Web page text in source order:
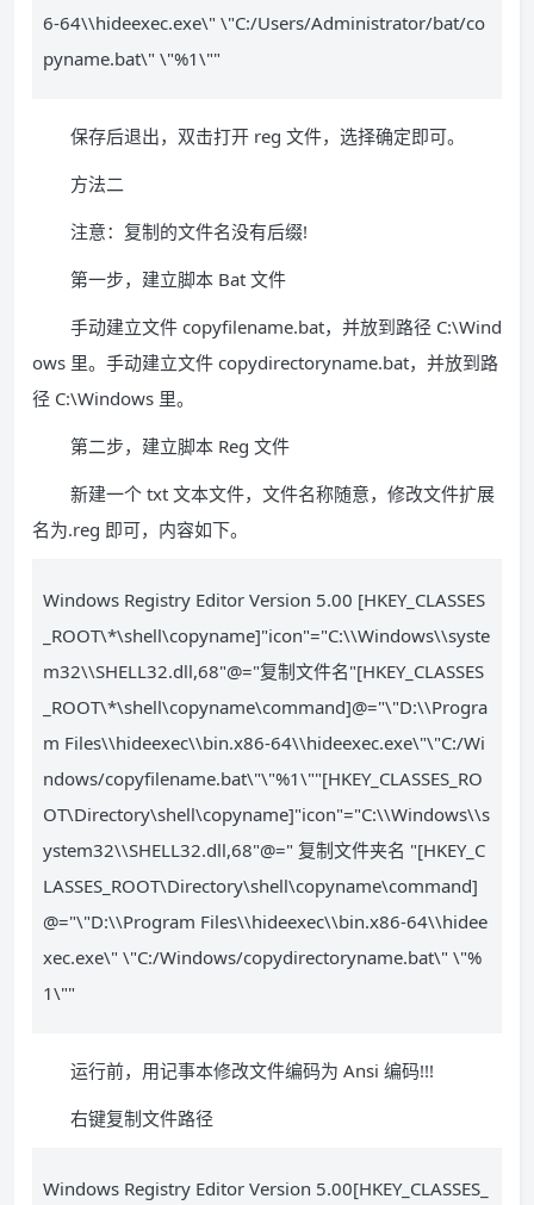
6-64\\hideexec.exe\" \"C:/Users/Administrator/bat/co
pyname.bat\" \"%1\""
保存后退出，双击打开 reg 文件，选择确定即可。
方法二
注意：复制的文件名没有后缀!
第一步，建立脚本 Bat 文件
手动建立文件 copyfilename.bat，并放到路径 C:\Wind
ows 里。手动建立文件 copydirectoryname.bat，并放到路
径 C:\Windows 里。
第二步，建立脚本 Reg 文件
新建一个 txt 文本文件，文件名称随意，修改文件扩展
名为.reg 即可，内容如下。
Windows Registry Editor Version 5.00 [HKEY_CLASSES
_ROOT\*\shell\copyname]"icon"="C:\\Windows\\syste
m32\\SHELL32.dll,68"@="复制文件名"[HKEY_CLASSES
_ROOT\*\shell\copyname\command]@="\"D:\\Progra
m Files\\hideexec\\bin.x86-64\\hideexec.exe\"\"C:/Wi
ndows/copyfilename.bat\"\"%1\""[HKEY_CLASSES_RO
OT\Directory\shell\copyname]"icon"="C:\\Windows\\s
ystem32\\SHELL32.dll,68"@=" 复制文件夹名 "[HKEY_C
LASSES_ROOT\Directory\shell\copyname\command]
@="\"D:\\Program Files\\hideexec\\bin.x86-64\\hidee
xec.exe\" \"C:/Windows/copydirectoryname.bat\" \"%
1\""
运行前，用记事本修改文件编码为 Ansi 编码!!!
右键复制文件路径
Windows Registry Editor Version 5.00[HKEY_CLASSES_